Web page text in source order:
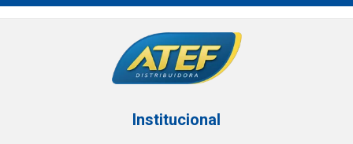
Institucional